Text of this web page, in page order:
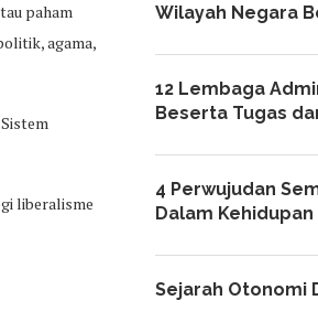
paham
agama,
liberalisme
Wilayah Negara
12 Lembaga
Beserta Tugas
4 Perwujudan
Dalam
Sejarah Otonomi